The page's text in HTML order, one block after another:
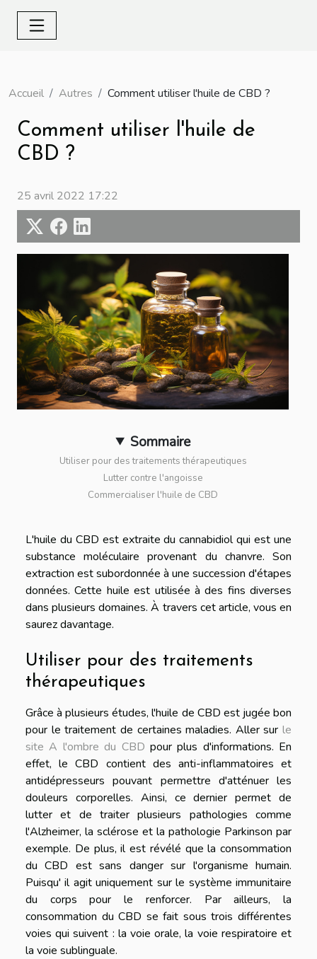
Accueil Autres Comment utiliser l'huile de CBD ?
Comment utiliser l'huile de
CBD ?
25 avril 2022 17:22
Sommaire
Utiliser pour des traitements thérapeutiques
Lutter contre l'angoisse
Commercialiser l'huile de CBD
L'huile du CBD est extraite du cannabidiol qui est une
substance moléculaire provenant du chanvre. Son
extraction est subordonnée à une succession d'étapes
données. Cette huile est utilisée à des fins diverses
dans plusieurs domaines. À travers cet article, vous en
saurez davantage.
Utiliser pour des traitements
thérapeutiques
Grâce à plusieurs études, l'huile de CBD est jugée bon
pour le traitement de certaines maladies. Aller sur le
site A l'ombre du CBD pour plus d'informations. En
effet, le CBD contient des anti-inflammatoires et
antidépresseurs pouvant permettre d'atténuer les
douleurs corporelles. Ainsi, ce dernier permet de
lutter et de traiter plusieurs pathologies comme
l'Alzheimer, la sclérose et la pathologie Parkinson par
exemple. De plus, il est révélé que la consommation
du CBD est sans danger sur l'organisme humain.
Puisqu' il agit uniquement sur le système immunitaire
du corps pour le renforcer. Par ailleurs, la
consommation du CBD se fait sous trois différentes
voies qui suivent : la voie orale, la voie respiratoire et
la voie sublinguale.